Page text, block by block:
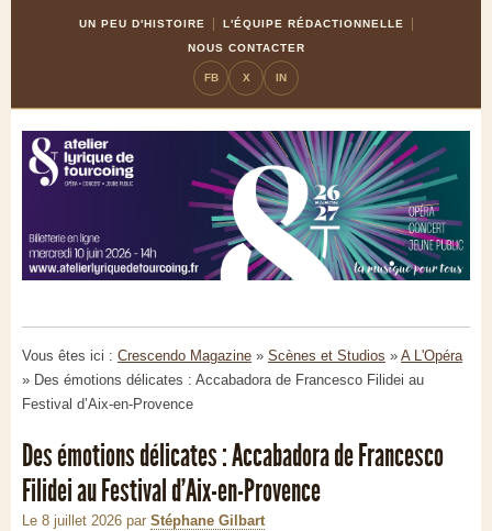
UN PEU D'HISTOIRE
L'ÉQUIPE RÉDACTIONNELLE
NOUS CONTACTER
FB X IN
Vous êtes ici : Crescendo Magazine » Scènes et Studios » A L'Opéra
» Des émotions délicates : Accabadora de Francesco Filidei au
Festival d’Aix-en-Provence
Des émotions délicates : Accabadora de Francesco
Filidei au Festival d’Aix-en-Provence
Le 8 juillet 2026 par Stéphane Gilbart